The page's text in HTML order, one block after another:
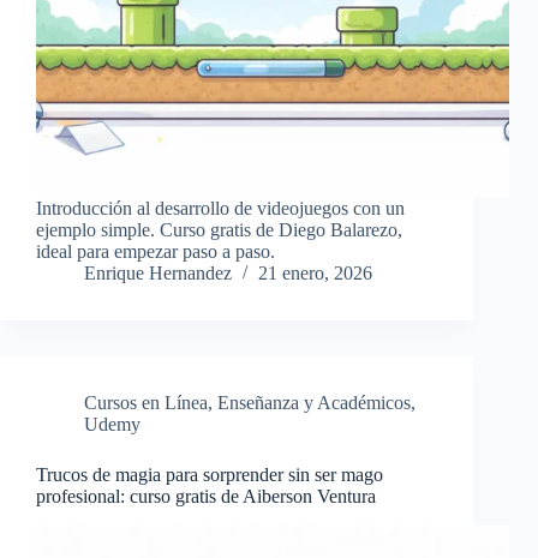
Introducción al desarrollo de videojuegos con un
ejemplo simple. Curso gratis de Diego Balarezo,
ideal para empezar paso a paso.
Enrique Hernandez
21 enero, 2026
Cursos en Línea, Enseñanza y Académicos,
Udemy
Trucos de magia para sorprender sin ser mago
profesional: curso gratis de Aiberson Ventura